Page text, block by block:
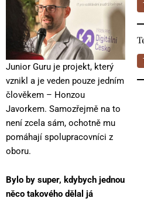
Junior Guru je projekt, který
vznikl a je veden pouze jedním
člověkem – Honzou
Javorkem. Samozřejmě na to
není zcela sám, ochotně mu
pomáhají spolupracovníci z
oboru.
Bylo by super, kdybych jednou
něco takového dělal já